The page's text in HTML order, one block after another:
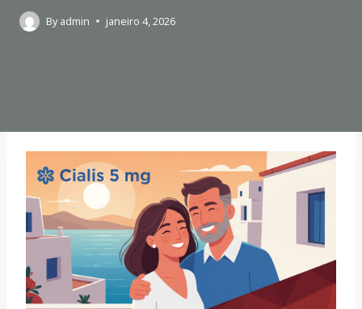
By admin janeiro 4, 2026